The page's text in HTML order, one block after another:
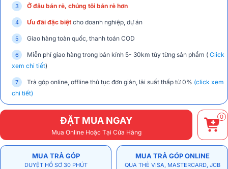
Ở đâu bán rẻ, chúng tôi bán rẻ hơn
Ưu đãi đặc biệt cho doanh nghiệp, dự án
Giao hàng toàn quốc, thanh toán COD
Miễn phí giao hàng trong bán kính 5- 30km tùy từng sản phẩm ( Click
xem chi tiết)
Trả góp online, offline thủ tục đơn giản, lãi suất thấp từ 0% (click xem
chi tiết)
ĐẶT MUA NGAY
Mua Online Hoặc Tại Cửa Hàng
0
MUA TRẢ GÓP
DUYỆT HỒ SƠ 30 PHÚT
MUA TRẢ GÓP ONLINE
QUA THẺ VISA, MASTERCARD, JCB